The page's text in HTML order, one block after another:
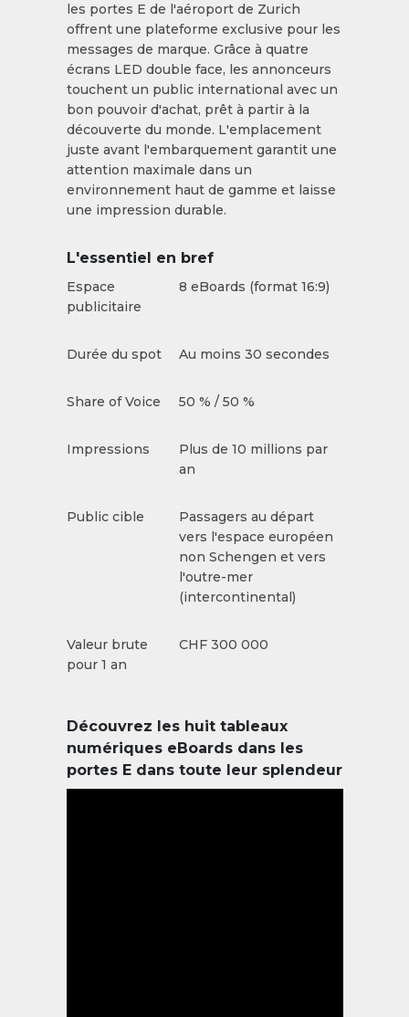
les portes E de l'aéroport de Zurich
offrent une plateforme exclusive pour les
messages de marque. Grâce à quatre
écrans LED double face, les annonceurs
touchent un public international avec un
bon pouvoir d'achat, prêt à partir à la
découverte du monde. L'emplacement
juste avant l'embarquement garantit une
attention maximale dans un
environnement haut de gamme et laisse
une impression durable.
L'essentiel en bref
Espace
publicitaire
8 eBoards (format 16:9)
Durée du spot Au moins 30 secondes
Share of Voice 50 % / 50 %
Impressions
Plus de 10 millions par
an
Public cible
Passagers au départ
vers l'espace européen
non Schengen et vers
l'outre-mer
(intercontinental)
Valeur brute
pour 1 an
CHF 300 000
Découvrez les huit tableaux
numériques eBoards dans les
portes E dans toute leur splendeur